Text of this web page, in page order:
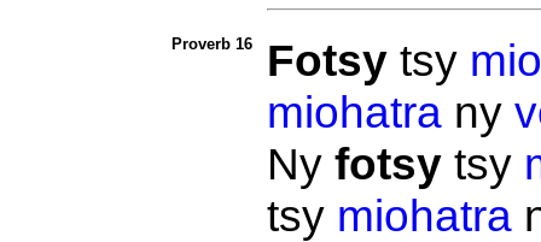
Proverb 16 Fotsytsy
miohatrany
Ny fotsytsy
tsy miohatra